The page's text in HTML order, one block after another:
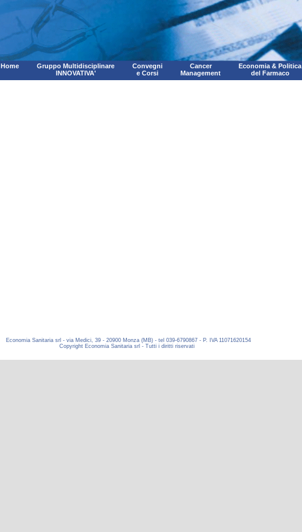
Home
Gruppo Multidisciplinare
INNOVATIVA'
Convegni
e Corsi
Cancer
Management
Economia & Politica
del Farmaco
Economia Sanitaria srl - via Medici, 39 - 20900 Monza (MB) - tel 039-6790867 - P. IVA 11071620154
Copyright Economia Sanitaria srl - Tutti i diritti riservati